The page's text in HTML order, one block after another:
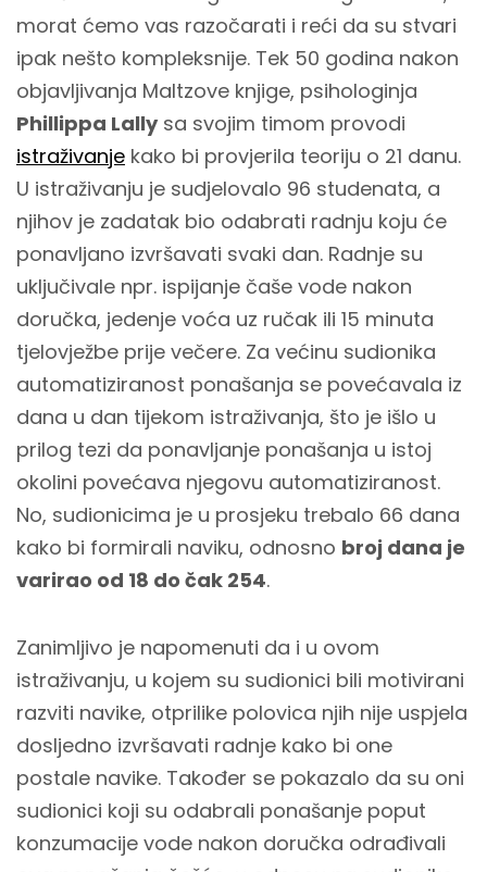
morat ćemo vas razočarati i reći da su stvari
ipak nešto kompleksnije. Tek 50 godina nakon
objavljivanja Maltzove knjige, psihologinja
Phillippa Lallysa svojim timom provodi
istraživanje kako bi provjerila teoriju o 21 danu.
U istraživanju je sudjelovalo 96 studenata, a
njihov je zadatak bio odabrati radnju koju će
ponavljano izvršavati svaki dan. Radnje su
uključivale npr. ispijanje čaše vode nakon
doručka, jedenje voća uz ručak ili 15 minuta
tjelovježbe prije večere. Za većinu sudionika
automatiziranost ponašanja se povećavala iz
dana u dan tijekom istraživanja, što je išlo u
prilog tezi da ponavljanje ponašanja u istoj
okolini povećava njegovu automatiziranost.
No, sudionicima je u prosjeku trebalo 66 dana
kako bi formirali naviku, odnosno broj dana je
varirao od 18 do čak 254.
Zanimljivo je napomenuti da i u ovom
istraživanju, u kojem su sudionici bili motivirani
razviti navike, otprilike polovica njih nije uspjela
dosljedno izvršavati radnje kako bi one
postale navike. Također se pokazalo da su oni
sudionici koji su odabrali ponašanje poput
konzumacije vode nakon doručka odrađivali